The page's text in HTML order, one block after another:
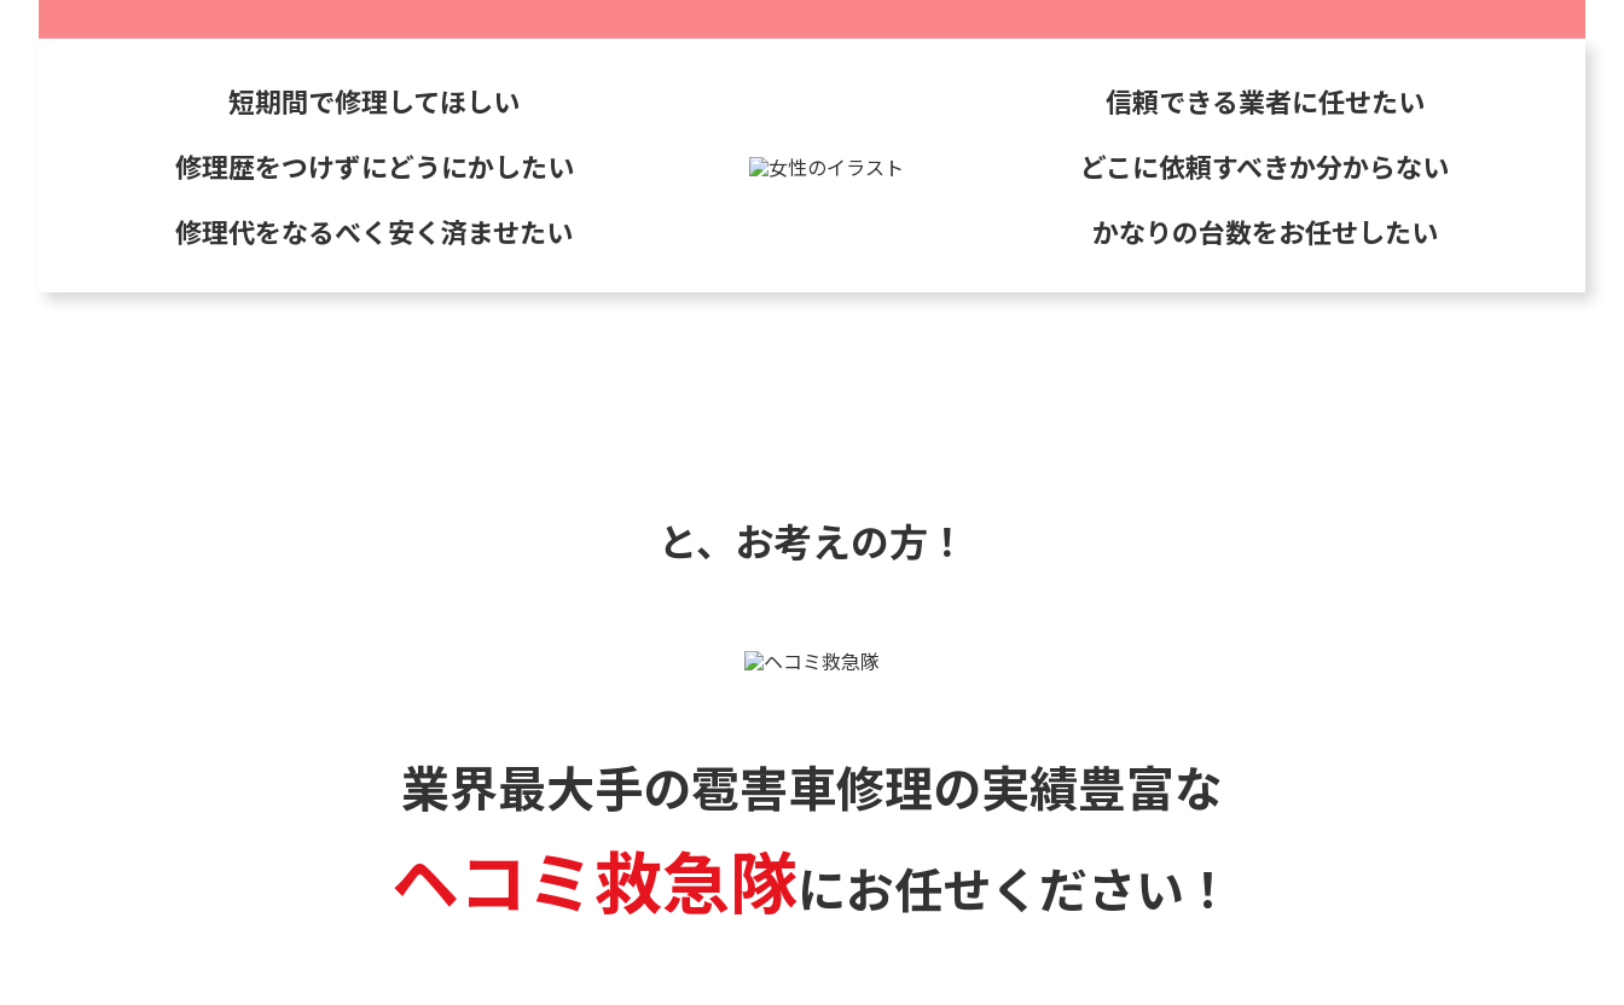
短期間で修理してほしい
修理歴をつけずにどうにかしたい
修理代をなるべく安く済ませたい
信頼できる業者に任せたい
どこに依頼すべきか分からない
かなりの台数をお任せしたい
と、お考えの方！
業界最大手の雹害車修理の実績豊富な
ヘコミ救急隊にお任せください！